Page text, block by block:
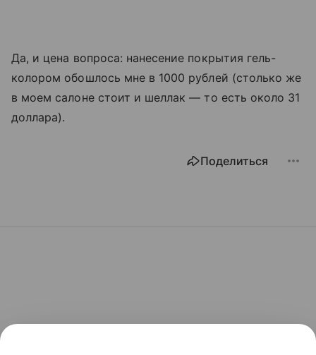
Да, и цена вопроса: нанесение покрытия гель-
колором обошлось мне в 1000 рублей (столько же
в моем салоне стоит и шеллак — то есть около 31
доллара).
Поделиться